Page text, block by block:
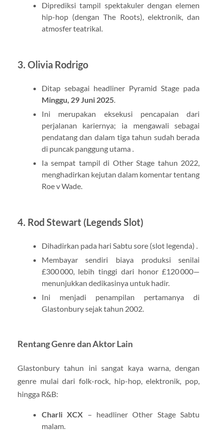
Diprediksi tampil spektakuler dengan elemen
hip-hop (dengan The Roots), elektronik, dan
atmosfer teatrikal.
3. Olivia Rodrigo
Ditap sebagai headliner Pyramid Stage pada
Minggu, 29 Juni 2025.
Ini merupakan eksekusi pencapaian dari
perjalanan kariernya; ia mengawali sebagai
pendatang dan dalam tiga tahun sudah berada
di puncak panggung utama .
Ia sempat tampil di Other Stage tahun 2022,
menghadirkan kejutan dalam komentar tentang
Roe v Wade.
4. Rod Stewart (Legends Slot)
Dihadirkan pada hari Sabtu sore (slot legenda) .
Membayar sendiri biaya produksi senilai
£300 000, lebih tinggi dari honor £120 000—
menunjukkan dedikasinya untuk hadir.
Ini menjadi penampilan pertamanya di
Glastonbury sejak tahun 2002.
Rentang Genre dan Aktor Lain
Glastonbury tahun ini sangat kaya warna, dengan
genre mulai dari folk-rock, hip-hop, elektronik, pop,
hingga R&B:
Charli XCX – headliner Other Stage Sabtu
malam.